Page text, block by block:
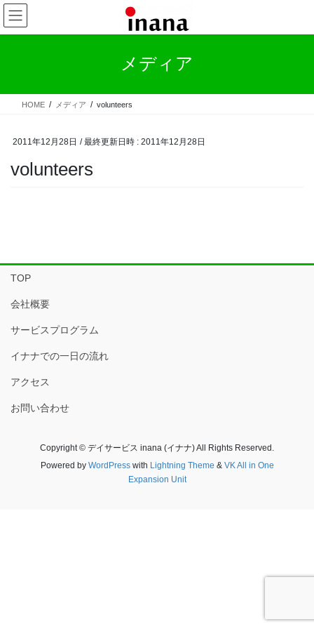
コ
ン
テ
ス
ナ
ビ
ゲ
ン
メディア
HOME メディア volunteers
2011年12月28日 / 最終更新日時 : 2011年12月28日
volunteers
TOP
会社概要
サービスプログラム
イナナでの一日の流れ
アクセス
お問い合わせ
Copyright © デイサービス inana (イナナ) All Rights Reserved.
Powered by WordPresswith Lightning Theme & VK All in One
Expansion Unit